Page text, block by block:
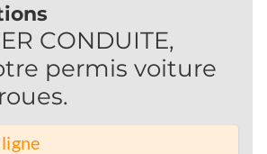
CONDUITE,
permis voiture